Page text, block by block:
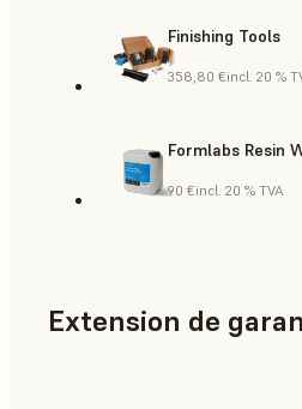
Finishing Tools
358,80 €incl. 20 %
Formlabs Resin
90 €incl. 20 % TVA
Extension de